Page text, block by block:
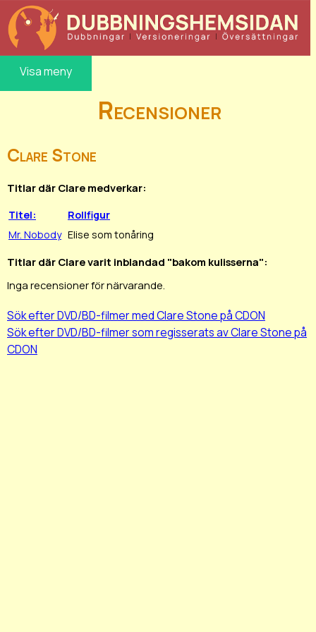
Visa meny
Recensioner
Clare Stone
Titlar där Clare medverkar:
Titel:
Rollfigur
Mr. Nobody Elise som tonåring
Titlar där Clare varit inblandad "bakom kulisserna":
Inga recensioner för närvarande.
Sök efter DVD/BD-filmer med Clare Stone på CDON
Sök efter DVD/BD-filmer som regisserats av Clare Stone på
CDON